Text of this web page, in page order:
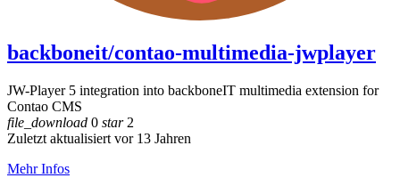
backboneit/contao-multimedia-jwplayer
JW-Player 5 integration into backboneIT multimedia extension for
Contao CMS
file_download 0 star2
Zuletzt aktualisiert vor 13 Jahren
Mehr Infos